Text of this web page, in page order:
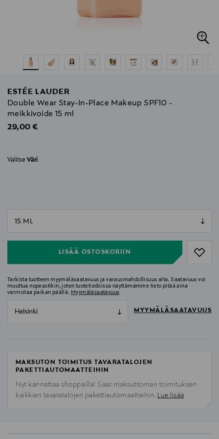
ESTÉE LAUDER
Double Wear Stay-In-Place Makeup SPF10 -
meikkivoide 15 ml
Original Price
29,00 €
Valitse Väri
LISÄÄ OSTOSKORIIN
Tarkista tuotteen myymäläsaatavuus ja varausmahdollisuus alta. Saatavuus voi
muuttua nopeastikin, joten tuotetiedoissa näyttämämme tieto pitää aina
varmistaa paikan päällä. Myymäläsaatavuus
Helsinki MYYMÄLÄSAATAVUUS
MAKSUTON TOIMITUS TAVARATALOJEN
PAKETTIAUTOMAATTEIHIN
Nyt kannattaa shoppailla! Saat maksuttoman toimituksen
kaikkien tavaratalojen pakettiautomaatteihin. Lue lisää